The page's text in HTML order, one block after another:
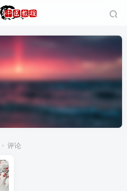
评论